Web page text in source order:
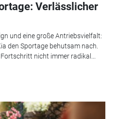
Verlässlicher
und eine große Antriebsvielfalt:
den Sportage behutsam nach.
nicht immer radikal...